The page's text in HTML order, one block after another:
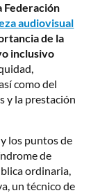
Federación
audiovisual
de la
inclusivo
como del
y la prestación
los puntos de
de
ordinaria,
un técnico de